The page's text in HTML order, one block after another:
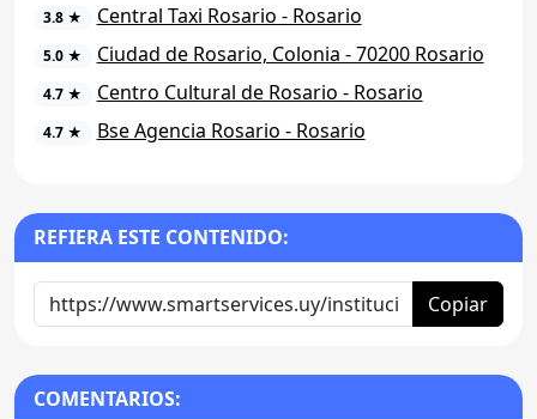
3.8 ★ Central Taxi Rosario - Rosario
5.0 ★ Ciudad de Rosario, Colonia - 70200 Rosario
4.7 ★ Centro Cultural de Rosario - Rosario
4.7 ★ Bse Agencia Rosario - Rosario
REFIERA ESTE CONTENIDO:
Copiar
COMENTARIOS: